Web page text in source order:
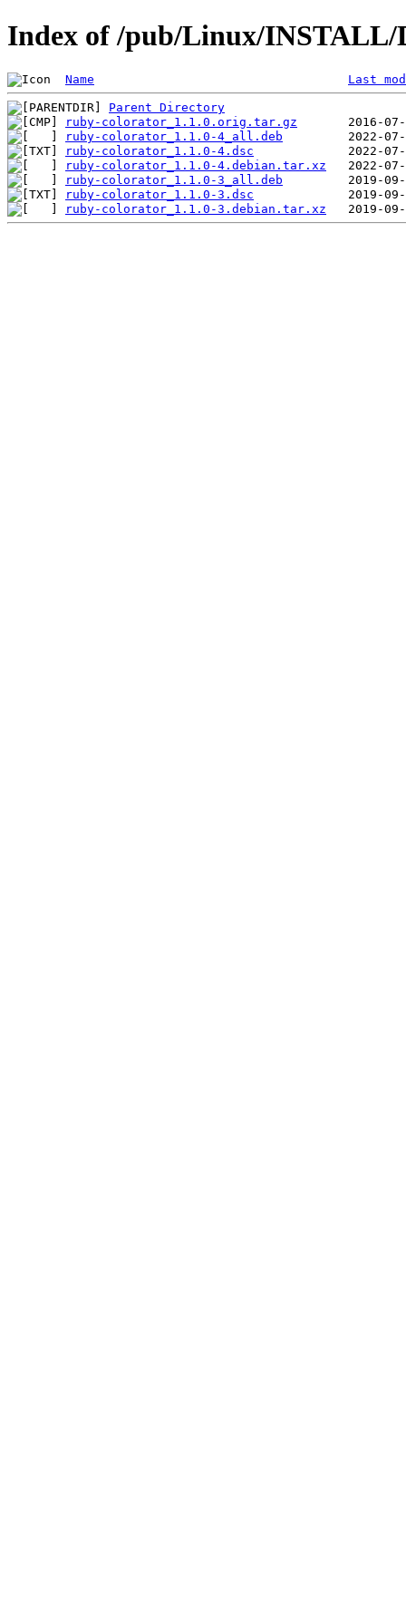
Index of /pub/Linux/
Name Last
Parent Directory
ruby-colorator_1.1.0.orig.tar.gz
ruby-colorator_1.1.0-4_all.deb
ruby-colorator_1.1.0-4.dsc
ruby-colorator_1.1.0-4.debian.tar.xz
ruby-colorator_1.1.0-3_all.deb
ruby-colorator_1.1.0-3.dsc
ruby-colorator_1.1.0-3.debian.tar.xz